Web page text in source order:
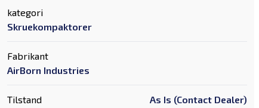
kategori
Skruekompaktorer
Fabrikant
AirBorn Industries
Tilstand As Is (Contact Dealer)